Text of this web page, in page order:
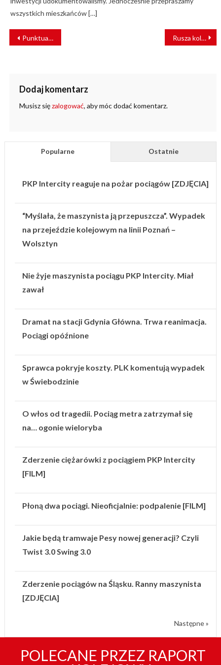
wszystkich mieszkańców […]
NAWIGACJA
WPISU
Punktualność pociągów w 2020 r. [RAPORT] Rusza kolejny etap prac na stacji Warszawa Zachodnia [ZDJĘCIA]
Dodaj komentarz
Musisz sięzalogować, aby móc dodać komentarz.
Popularne Ostatnie
PKP Intercity reaguje na pożar pociągów [ZDJĘCIA]
“Myślała, że maszynista ją przepuszcza”. Wypadek
na przejeździe kolejowym na linii Poznań –
Wolsztyn
Nie żyje maszynista pociągu PKP Intercity. Miał
zawał
Dramat na stacji Gdynia Główna. Trwa reanimacja.
Pociągi opóźnione
Sprawca pokryje koszty. PLK komentują wypadek
w Świebodzinie
O włos od tragedii. Pociąg metra zatrzymał się
na… ogonie wieloryba
Zderzenie ciężarówki z pociągiem PKP Intercity
[FILM]
Płoną dwa pociągi. Nieoficjalnie: podpalenie [FILM]
Jakie będą tramwaje Pesy nowej generacji? Czyli
Twist 3.0 Swing 3.0
Zderzenie pociągów na Śląsku. Ranny maszynista
[ZDJĘCIA]
Następne »
POLECANE PRZEZ RAPORT